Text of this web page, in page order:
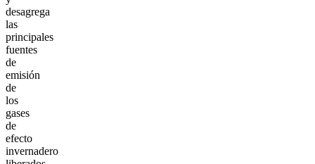
desagrega
las
principales
fuentes
de
emisión
de
los
gases
de
efecto
invernadero